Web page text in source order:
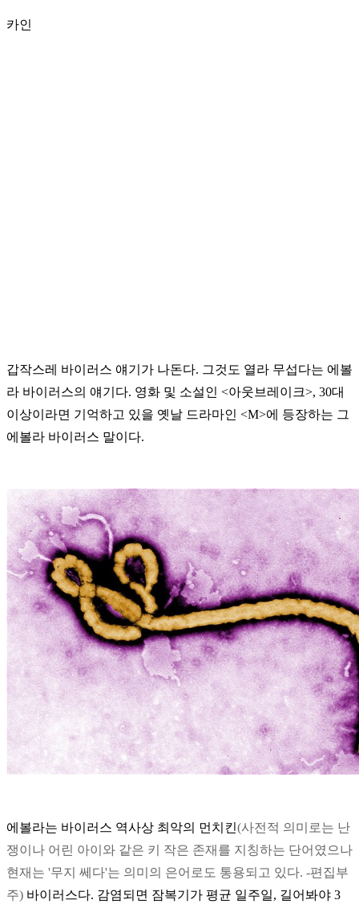
카인
갑작스레 바이러스 얘기가 나돈다. 그것도 열라 무섭다는 에볼
라 바이러스의 얘기다. 영화 및 소설인 <아웃브레이크>, 30대
이상이라면 기억하고 있을 옛날 드라마인 <M>에 등장하는 그
에볼라 바이러스 말이다.
에볼라는 바이러스 역사상 최악의 먼치킨(사전적 의미로는 난
쟁이나 어린 아이와 같은 키 작은 존재를 지칭하는 단어였으나
현재는 '무지 쎄다'는 의미의 은어로도 통용되고 있다. -편집부
주) 바이러스다. 감염되면 잠복기가 평균 일주일, 길어봐야 3